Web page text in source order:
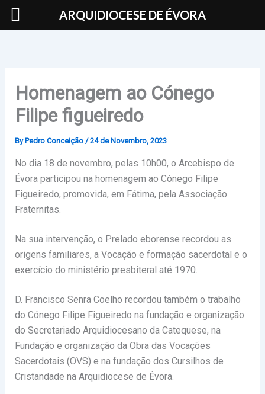
Skip
Homenagem ao Cónego
Filipe figueiredo
By Pedro Conceição /24 de Novembro, 2023
No dia 18 de novembro, pelas 10h00, o Arcebispo de
Évora participou na homenagem ao Cónego Filipe
Figueiredo, promovida, em Fátima, pela Associação
Fraternitas.
Na sua intervenção, o Prelado eborense recordou as
origens familiares, a Vocação e formação sacerdotal e o
exercício do ministério presbiteral até 1970.
D. Francisco Senra Coelho recordou também o trabalho
do Cónego Filipe Figueiredo na fundação e organização
do Secretariado Arquidiocesano da Catequese, na
Fundação e organização da Obra das Vocações
Sacerdotais (OVS) e na fundação dos Cursilhos de
Cristandade na Arquidiocese de Évora.
ARQUIDIOCESE DE ÉVORA